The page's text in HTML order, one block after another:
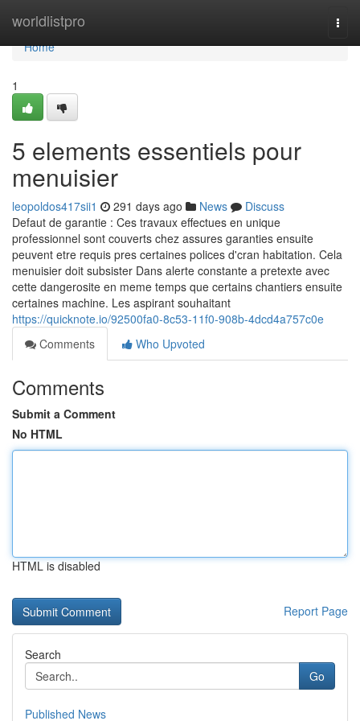
worldlistpro
Home
Home
1
5 elements essentiels pour
menuisier
leopoldos417sii1 291 days ago News
Discuss
Defaut de garantie : Ces travaux effectues en unique
professionnel sont couverts chez assures garanties ensuite
peuvent etre requis pres certaines polices d'cran habitation. Cela
menuisier doit subsister Dans alerte constante a pretexte avec
cette dangerosite en meme temps que certains chantiers ensuite
certaines machine. Les aspirant souhaitant
https://quicknote.io/92500fa0-8c53-11f0-908b-4dcd4a757c0e
Comments
Who Upvoted
Comments
Submit a Comment
No HTML
HTML is disabled
Report Page
Search
Go
Published News